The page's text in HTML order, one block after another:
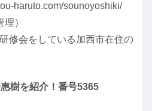
haruto.com/sounoyoshiki/
）
修会をしている加西市在住の
樹を紹介！番号5365